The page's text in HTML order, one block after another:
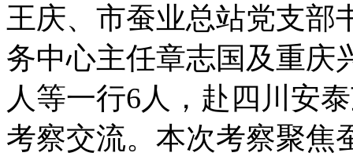
王庆、市蚕业总站党支部
务中心主任章志国及重庆
人等一行6人，赴四川安
考察交流。本次考察聚焦